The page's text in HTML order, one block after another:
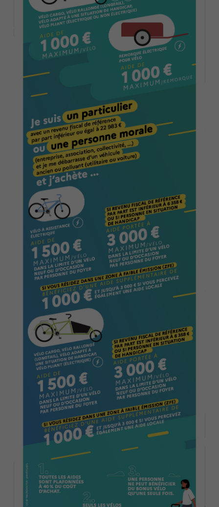
Économie Commerce
Emploi
Associations et Sports
Publication des actes